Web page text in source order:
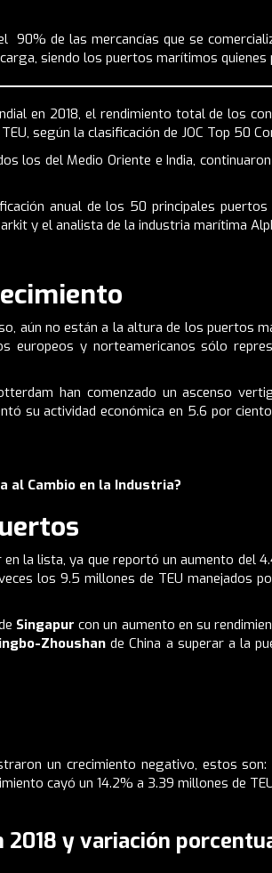
90% de las mercancías que se
siendo los puertos marítimos
en 2018, el rendimiento total de los
según la clasificación de JOC Top 50
los del Medio Oriente e India,
anual de los 50 principales
y el analista de la industria marítima
aún no están a la altura de los puertos
europeos y norteamericanos sólo
han comenzado un ascenso
su actividad económica en 5.6 por
al Cambio en la Industria?
la lista, ya que reportó un aumento del
los 9.5 millones de TEU manejados
Singapur con un aumento en su
Zhoushan de China a superar a la
un crecimiento negativo, estos
cayó un 14.2% a 3.39 millones de
2018 y variación